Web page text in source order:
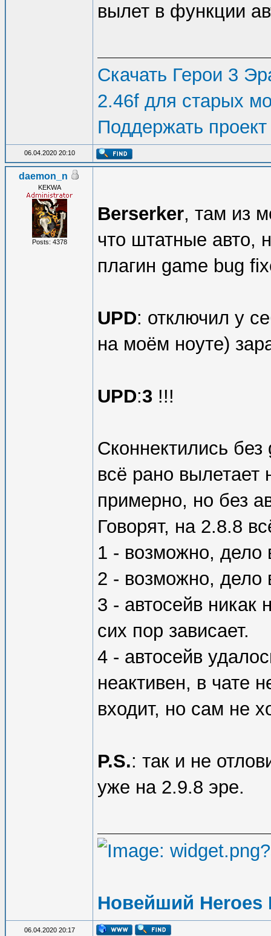
вылет в функции
Скачать Герои 3
2.46f для старых
Поддержать проект
06.04.2020 20:10
daemon_n
KEKWA
Posts: 4378
Berserker, там из
что штатные авто,
плагин game bug
UPD: отключил у
на моём ноуте)
UPD:3 !!!
Сконнектились
всё рано вылетает
примерно, но без
Говорят, на 2.8.8
1 - возможно, дело
2 - возможно, дело
3 - автосейв никак
сих пор зависает.
4 - автосейв
неактивен, в чате
входит, но сам не
P.S.: так и не
уже на 2.9.8 эре.
Новейший Heroes
06.04.2020 20:17